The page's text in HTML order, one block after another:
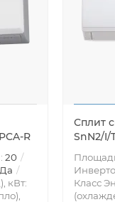
R
20
Да
кВт:
Сплит
SnN2/I/
Класс